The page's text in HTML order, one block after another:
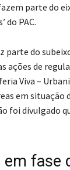
parte do
do PAC.
parte do
ações de
Viva –
em situação
foi divulgado
em fase